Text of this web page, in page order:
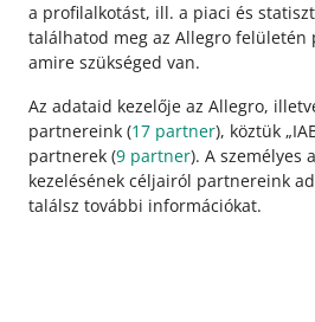
a profilalkotást, ill. a piaci és
találhatod meg az Allegro felületén
amire szükséged van.
Az adataid kezelője az Allegro,
partnereink (17 partner), köztük
partnerek (9 partner). A személyes
kezelésének céljairól partnereink
találsz további információkat.
Ez az oldal más nyelveken is
megjelenítés: világos mód